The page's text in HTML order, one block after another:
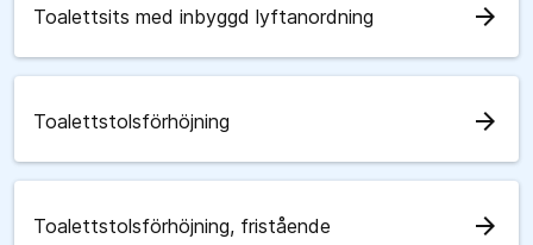
Toalettsits med inbyggd lyftanordning arrow_forward
Toalettstolsförhöjning arrow_forward
Toalettstolsförhöjning, fristående arrow_forward